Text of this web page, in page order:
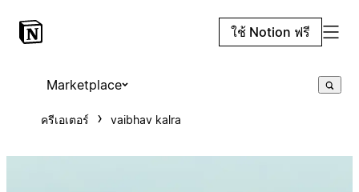
ใช้ Notion ฟรี
Marketplace
ครีเอเตอร์ vaibhav kalra